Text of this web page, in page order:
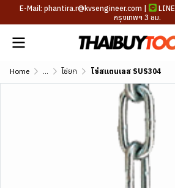
E-Mail: phantira.r@kvsengineer.com | LINE
กรุงเทพฯ 3 ชม.
Home ... โซ่ยก โซ่สแตนเลส SUS304